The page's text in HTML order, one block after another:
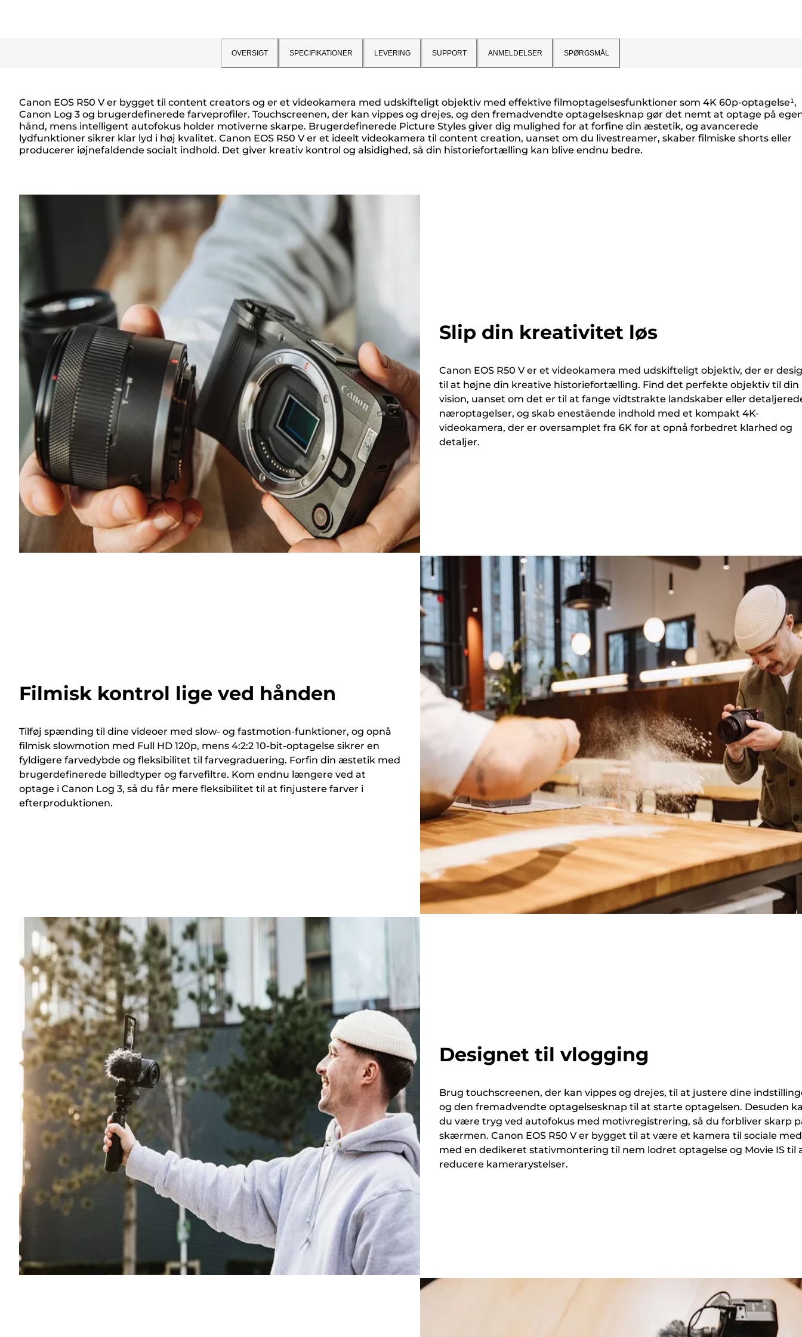
OVERSIGT SPECIFIKATIONER LEVERING SUPPORT ANMELDELSER SPØRGSMÅL
Oversigt
Canon EOS R50 V er bygget til content creators og er et videokamera med udskifteligt objektiv med effektive filmoptagelsesfunktioner som 4K 60p-optagelse¹,
Canon Log 3 og brugerdefinerede farveprofiler. Touchscreenen, der kan vippes og drejes, og den fremadvendte optagelsesknap gør det nemt at optage på
hånd, mens intelligent autofokus holder motiverne skarpe. Brugerdefinerede Picture Styles giver dig mulighed for at forfine din æstetik, og avancerede
lydfunktioner sikrer klar lyd i høj kvalitet. Canon EOS R50 V er et ideelt videokamera til content creation, uanset om du livestreamer, skaber filmiske shorts eller
producerer iøjnefaldende socialt indhold. Det giver kreativ kontrol og alsidighed, så din historiefortælling kan blive endnu bedre.
Slip din kreativitet løs
Canon EOS R50 V er et videokamera med udskifteligt objektiv, der er
til at højne din kreative historiefortælling. Find det perfekte objektiv til din
vision, uanset om det er til at fange vidtstrakte landskaber eller
næroptagelser, og skab enestående indhold med et kompakt 4K-
videokamera, der er oversamplet fra 6K for at opnå forbedret klarhed og
detaljer.
Filmisk kontrol lige ved hånden
Tilføj spænding til dine videoer med slow- og fastmotion-funktioner, og opnå
filmisk slowmotion med Full HD 120p, mens 4:2:2 10-bit-optagelse sikrer en
fyldigere farvedybde og fleksibilitet til farvegraduering. Forfin din æstetik med
brugerdefinerede billedtyper og farvefiltre. Kom endnu længere ved at
optage i Canon Log 3, så du får mere fleksibilitet til at finjustere farver i
efterproduktionen.
Designet til vlogging
Brug touchscreenen, der kan vippes og drejes, til at justere dine
og den fremadvendte optagelsesknap til at starte optagelsen. Desuden
du være tryg ved autofokus med motivregistrering, så du forbliver skarp
skærmen. Canon EOS R50 V er bygget til at være et kamera til sociale
med en dedikeret stativmontering til nem lodret optagelse og Movie IS til
reducere kamerarystelser.